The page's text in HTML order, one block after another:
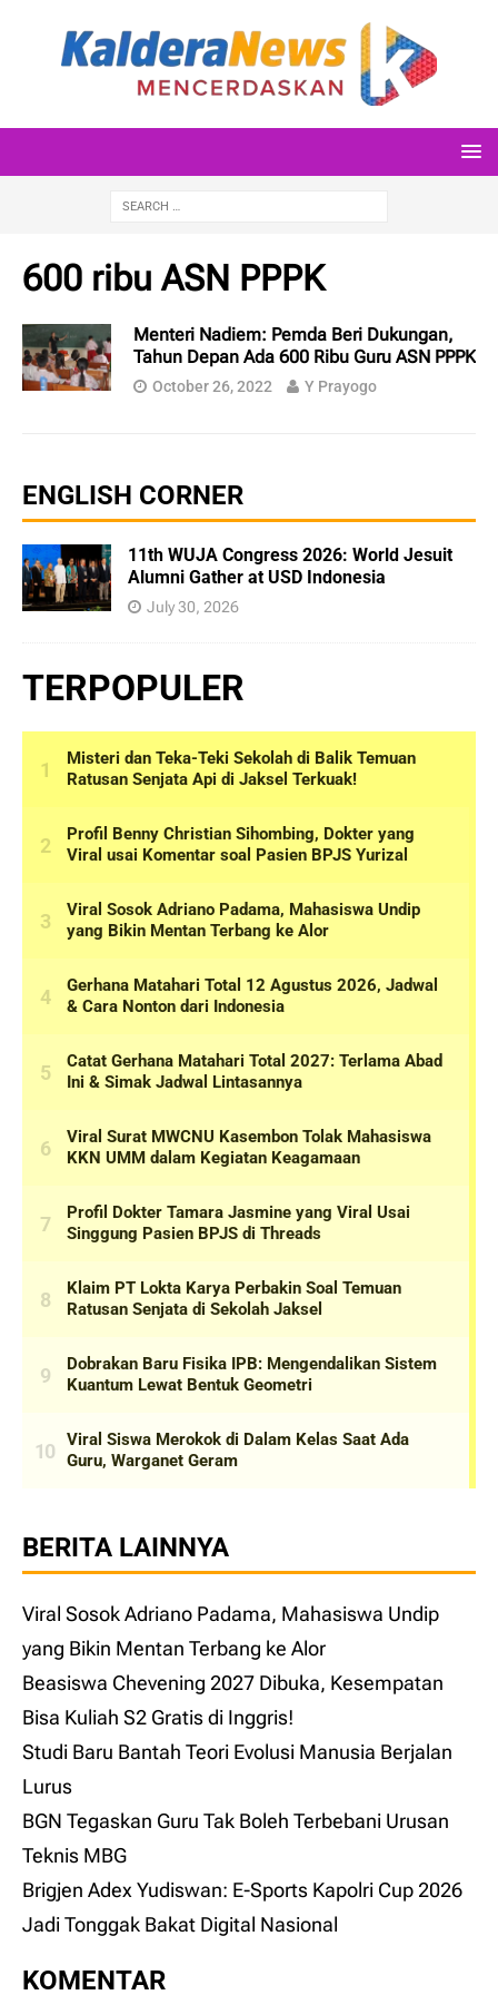
600 ribu ASN PPPK
Menteri Nadiem: Pemda Beri Dukungan,
Tahun Depan Ada 600 Ribu Guru ASN PPPK
October 26, 2022 Y Prayogo
ENGLISH CORNER
11th WUJA Congress 2026: World Jesuit
Alumni Gather at USD Indonesia
July 30, 2026
TERPOPULER
BERITA LAINNYA
Viral Sosok Adriano Padama, Mahasiswa Undip
yang Bikin Mentan Terbang ke Alor
Beasiswa Chevening 2027 Dibuka, Kesempatan
Bisa Kuliah S2 Gratis di Inggris!
Studi Baru Bantah Teori Evolusi Manusia Berjalan
Lurus
BGN Tegaskan Guru Tak Boleh Terbebani Urusan
Teknis MBG
Brigjen Adex Yudiswan: E-Sports Kapolri Cup 2026
Jadi Tonggak Bakat Digital Nasional
KOMENTAR